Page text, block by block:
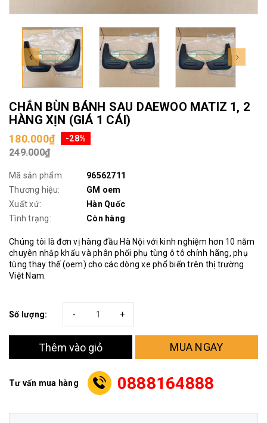
CHẮN BÙN BÁNH SAU DAEWOO MATIZ 1, 2
HÀNG XỊN (GIÁ 1 CÁI)
180.000₫ -28%
249.000₫
Mã sản phẩm:
96562711
Thương hiệu:
GM oem
Xuất xứ:
Hàn Quốc
Tình trạng:
Còn hàng
Chúng tôi là đơn vị hàng đầu Hà Nội với kinh nghiệm hơn 10 năm
chuyên nhập khẩu và phân phối phụ tùng ô tô chính hãng, phụ
tùng thay thế (oem) cho các dòng xe phổ biến trên thị trường
Việt Nam.
Số lượng: +
-
Thêm vào giỏ MUA NGAY
Tư vấn mua hàng 0888164888